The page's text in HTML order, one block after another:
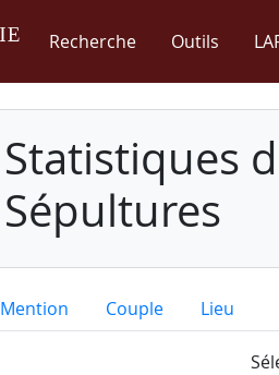
Recherche Outils
Statistiques
Sépultures
Mention Couple Lieu